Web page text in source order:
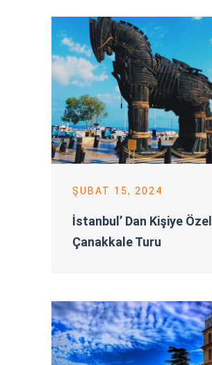
ŞUBAT 15, 2024
İstanbul’ Dan Kişiye Özel
Çanakkale Turu